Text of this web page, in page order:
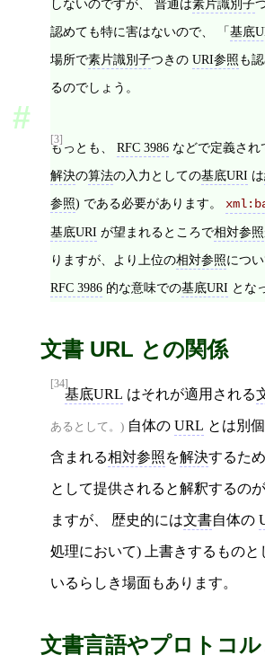
しないのですが、 普通は素片識別子
認めても特に害はないので、 「基底
場所で素片識別子つきの URI参照も
るのでしょう。
[3]
もっとも、 RFC 3986 などで定義され
解決の算法の入力としての基底URI は
参照) である必要があります。
基底URI が望まれるところで相対参照
りますが、より上位の相対参照につ
RFC 3986 的な意味での基底URI とな
文書 URL との関係
[34]
基底URL はそれが適用される
あるとして。) 自体の URL とは別
含まれる相対参照を解決するため
として提供されると解釈するの
ますが、 歴史的には文書自体の
処理において) 上書きするものと
いるらしき場面もあります。
文書言語やプロトコ